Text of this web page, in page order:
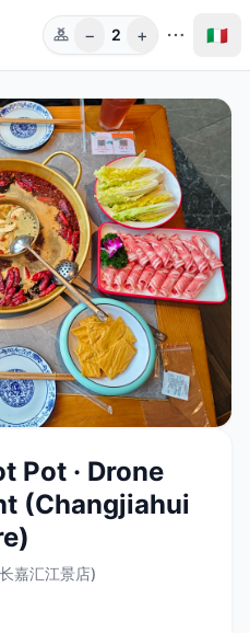
Pers.
− 2 + 🇮🇹
Pot · Drone
(Changjiahui
嘉汇江景店)